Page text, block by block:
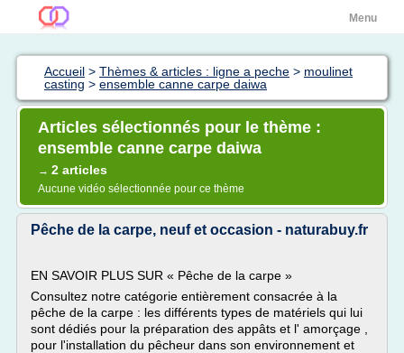
Menu
Accueil > Thèmes & articles : ligne a peche > moulinet
casting > ensemble canne carpe daiwa
Articles sélectionnés pour le thème :
ensemble canne carpe daiwa
→ 2 articles
Aucune vidéo sélectionnée pour ce thème
Pêche de la carpe, neuf et occasion - naturabuy.fr
EN SAVOIR PLUS SUR « Pêche de la carpe »
Consultez notre catégorie entièrement consacrée à la
pêche de la carpe : les différents types de matériels qui lui
sont dédiés pour la préparation des appâts et l' amorçage ,
pour l'installation du pêcheur dans son environnement et